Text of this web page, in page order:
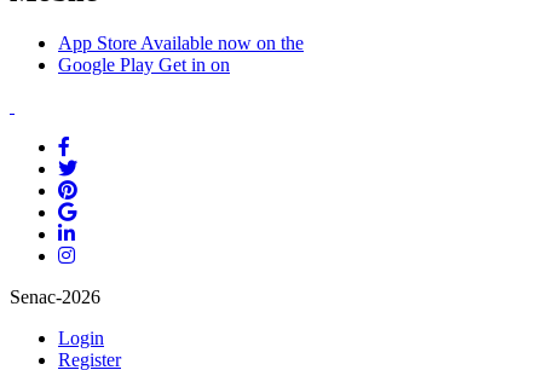
App Store Available now on the
Google Play Get in on
Senac-2026
Login
Register